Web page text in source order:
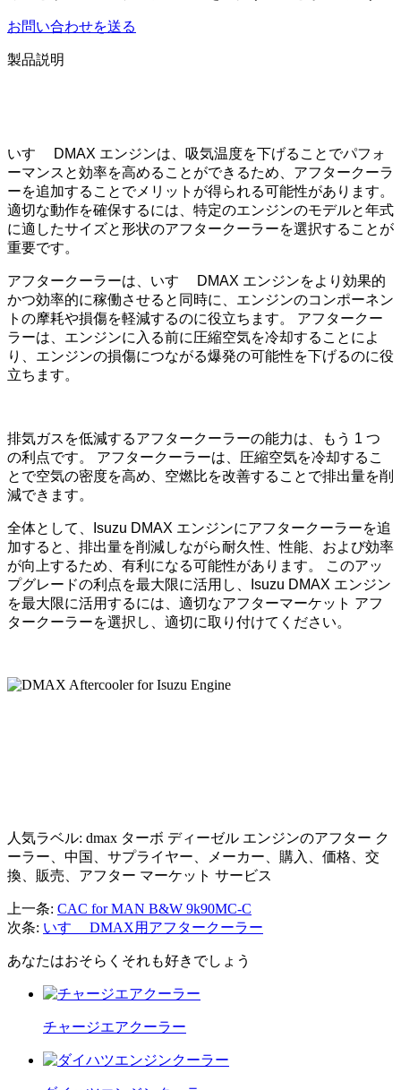
お問い合わせを送る
製品説明
いすゞ DMAX エンジンは、吸気温度を下げることでパフォ
ーマンスと効率を高めることができるため、アフタークーラ
ーを追加することでメリットが得られる可能性があります。
適切な動作を確保するには、特定のエンジンのモデルと年式
に適したサイズと形状のアフタークーラーを選択することが
重要です。
アフタークーラーは、いすゞ DMAX エンジンをより効果的
かつ効率的に稼働させると同時に、エンジンのコンポーネン
トの摩耗や損傷を軽減するのに役立ちます。 アフタークー
ラーは、エンジンに入る前に圧縮空気を冷却することによ
り、エンジンの損傷につながる爆発の可能性を下げるのに役
立ちます。
排気ガスを低減するアフタークーラーの能力は、もう 1 つ
の利点です。 アフタークーラーは、圧縮空気を冷却するこ
とで空気の密度を高め、空燃比を改善することで排出量を削
減できます。
全体として、Isuzu DMAX エンジンにアフタークーラーを追
加すると、排出量を削減しながら耐久性、性能、および効率
が向上するため、有利になる可能性があります。 このアッ
プグレードの利点を最大限に活用し、Isuzu DMAX エンジン
を最大限に活用するには、適切なアフターマーケット アフ
タークーラーを選択し、適切に取り付けてください。
人気ラベル: dmax ターボ ディーゼル エンジンのアフター ク
ーラー、中国、サプライヤー、メーカー、購入、価格、交
換、販売、アフター マーケット サービス
上一条: CAC for MAN B&W 9k90MC-C
次条: いすゞ DMAX用アフタークーラー
あなたはおそらくそれも好きでしょう
チャージエアクーラー